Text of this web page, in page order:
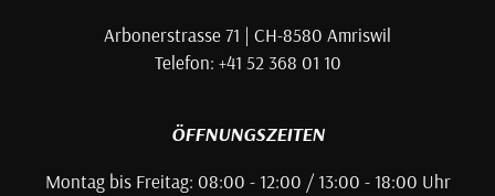
Arbonerstrasse 71 | CH-8580 Amriswil
Telefon: +41 52 368 01 10
ÖFFNUNGSZEITEN
Montag bis Freitag: 08:00 - 12:00 / 13:00 - 18:00 Uhr